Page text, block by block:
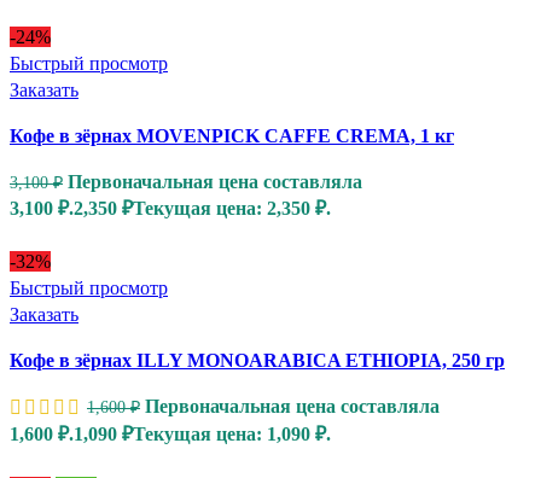
-24%
Быстрый просмотр
Заказать
Кофе в зёрнах MOVENPICK CAFFE CREMA, 1 кг
3,100₽ Первоначальная цена составляла
3,100 ₽.2,350 ₽Текущая цена: 2,350 ₽.
-32%
Быстрый просмотр
Заказать
Кофе в зёрнах ILLY MONOARABICA ETHIOPIA, 250 гр
1,600₽ Первоначальная цена составляла
1,600 ₽.1,090 ₽Текущая цена: 1,090 ₽.